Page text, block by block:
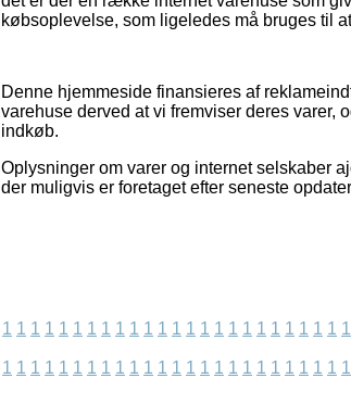
købsoplevelse, som ligeledes må bruges til
Denne hjemmeside finansieres af
varehuse derved at vi fremviser deres varer,
indkøb.
Oplysninger om varer og internet selskaber
der muligvis er foretaget efter seneste
1 1 1 1 1 1 1 1 1 1 1 1 1 1 1 1 1 1 1 1 1 1 1 1 1
1 1 1 1 1 1 1 1 1 1 1 1 1 1 1 1 1 1 1 1 1 1 1 1 1